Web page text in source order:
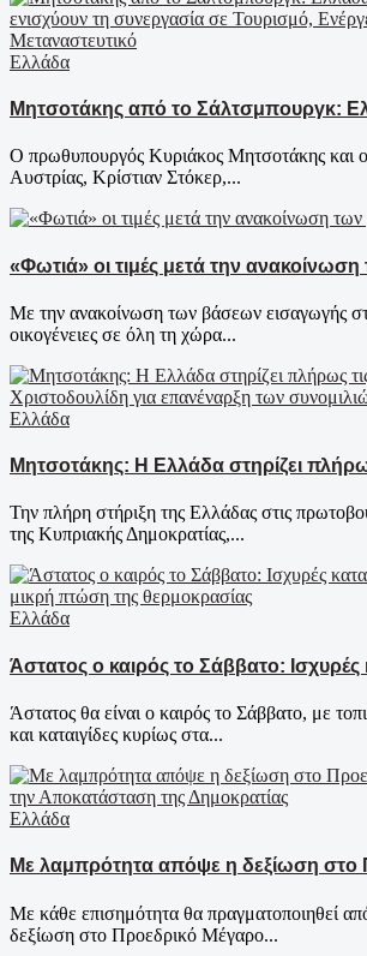
Ελλάδα
Μητσοτάκης από το Σάλτσμπουργκ:
Ο πρωθυπουργός Κυριάκος Μητσοτάκης και ο
Αυστρίας, Κρίστιαν Στόκερ,...
«Φωτιά» οι τιμές μετά την
Με την ανακοίνωση των βάσεων εισαγωγής
οικογένειες σε όλη τη χώρα...
Ελλάδα
Μητσοτάκης: Η Ελλάδα στηρίζει
Την πλήρη στήριξη της Ελλάδας στις
της Κυπριακής Δημοκρατίας,...
Ελλάδα
Άστατος ο καιρός το Σάββατο: Ισχυρές
Άστατος θα είναι ο καιρός το Σάββατο, με
και καταιγίδες κυρίως στα...
Ελλάδα
Με λαμπρότητα απόψε η δεξίωση στο
Με κάθε επισημότητα θα πραγματοποιηθεί
δεξίωση στο Προεδρικό Μέγαρο...